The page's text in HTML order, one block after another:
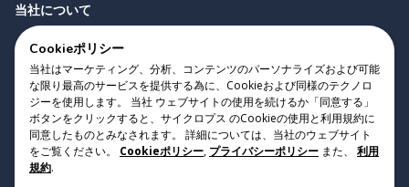
当社について
お問い合わせ
Copyright 2023 Cyclopes® • v0.31.0
Cookieポリシー
当社はマーケティング、分析、コンテンツのパーソナライズおよび可能
な限り最高のサービスを提供する為に、Cookieおよび同様のテクノロ
ジーを使用します。 当社 ウェブサイトの使用を続けるか「同意する」
ボタンをクリックすると、サイクロプス のCookieの使用と利用規約に
同意したものとみなされます。 詳細については、当社のウェブサイト
をご覧ください。
Cookieポリシー, プライバシーポリシー また、
利用
規約.